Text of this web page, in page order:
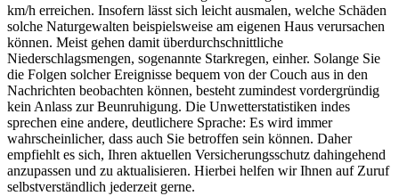
km/h erreichen. Insofern lässt sich leicht ausmalen, welche Schäden
solche Naturgewalten beispielsweise am eigenen Haus verursachen
können. Meist gehen damit überdurchschnittliche
Niederschlagsmengen, sogenannte Starkregen, einher. Solange Sie
die Folgen solcher Ereignisse bequem von der Couch aus in den
Nachrichten beobachten können, besteht zumindest vordergründig
kein Anlass zur Beunruhigung. Die Unwetterstatistiken indes
sprechen eine andere, deutlichere Sprache: Es wird immer
wahrscheinlicher, dass auch Sie betroffen sein können. Daher
empfiehlt es sich, Ihren aktuellen Versicherungsschutz dahingehend
anzupassen und zu aktualisieren. Hierbei helfen wir Ihnen auf Zuruf
selbstverständlich jederzeit gerne.